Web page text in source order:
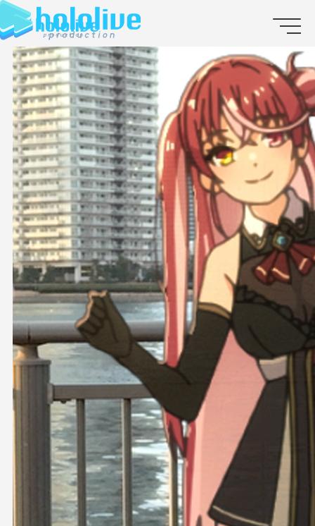
EN
JP
ABOUT
TALENT
NEWS
AUDITION
COLLABORATION
SUPPORT ADVERTISING
OFFICIAL SHOP
HOLODULE
会社概要
プライバシーポリシー
未成年の方々へのお願い
二次創作ガイドライン
よくある質問
サポーターガイドライン